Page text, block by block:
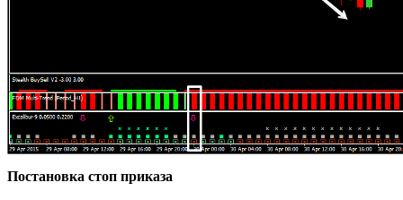
Постановка стоп приказа